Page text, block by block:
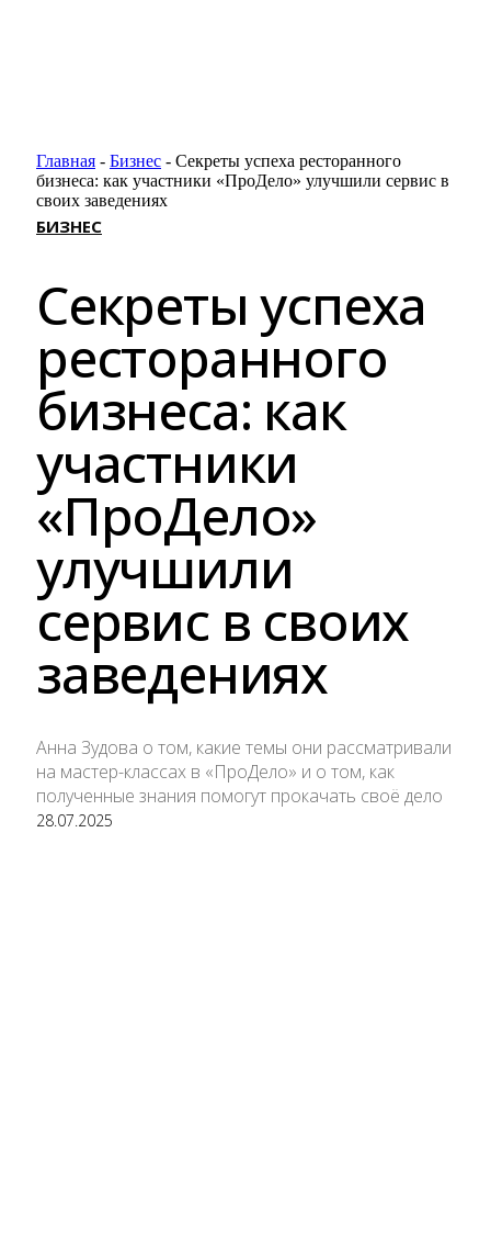
Главная - Бизнес - Секреты успеха ресторанного
бизнеса: как участники «ПроДело» улучшили сервис в
своих заведениях
БИЗНЕС
Секреты успеха
ресторанного
бизнеса: как
участники
«ПроДело»
улучшили
сервис в своих
заведениях
Анна Зудова о том, какие темы они рассматривали
на мастер-классах в «ПроДело» и о том, как
полученные знания помогут прокачать своё дело
28.07.2025